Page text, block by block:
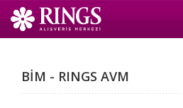
BİM - RINGS AVM